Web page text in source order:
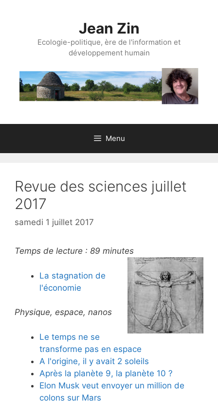
Jean Zin
Ecologie-politique, ère de l'information et
développement humain
Menu
Revue des sciences juillet
2017
samedi 1 juillet 2017
Temps de lecture : 89 minutes
La stagnation de
l'économie
Physique, espace, nanos
Le temps ne se
transforme pas en espace
A l'origine, il y avait 2 soleils
Après la planète 9, la planète 10 ?
Elon Musk veut envoyer un million de
colons sur Mars